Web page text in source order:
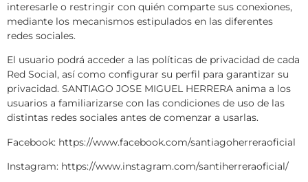
interesarle o restringir con quién comparte sus conexiones,
mediante los mecanismos estipulados en las diferentes
redes sociales.
El usuario podrá acceder a las políticas de privacidad de cada
Red Social, así como configurar su perfil para garantizar su
privacidad. SANTIAGO JOSE MIGUEL HERRERA anima a los
usuarios a familiarizarse con las condiciones de uso de las
distintas redes sociales antes de comenzar a usarlas.
Facebook: https://www.facebook.com/santiagoherreraoficial
Instagram: https://www.instagram.com/santiherreraoficial/